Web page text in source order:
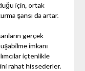
için, ortak
şansı da artar.
gerçek
imkanı
içtenlikle
rahat hissederler.